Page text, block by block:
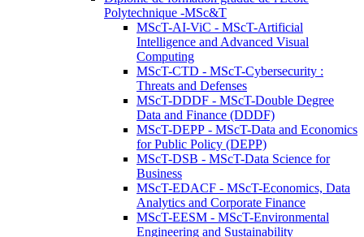
Polytechnique -MSc&T
MScT-AI-ViC - MScT-Artificial
Intelligence and Advanced Visual
Computing
MScT-CTD - MScT-Cybersecurity :
Threats and Defenses
MScT-DDDF - MScT-Double Degree
Data and Finance (DDDF)
MScT-DEPP - MScT-Data and Economics
for Public Policy (DEPP)
MScT-DSB - MScT-Data Science for
Business
MScT-EDACF - MScT-Economics, Data
Analytics and Corporate Finance
MScT-EESM - MScT-Environmental
Engineering and Sustainability